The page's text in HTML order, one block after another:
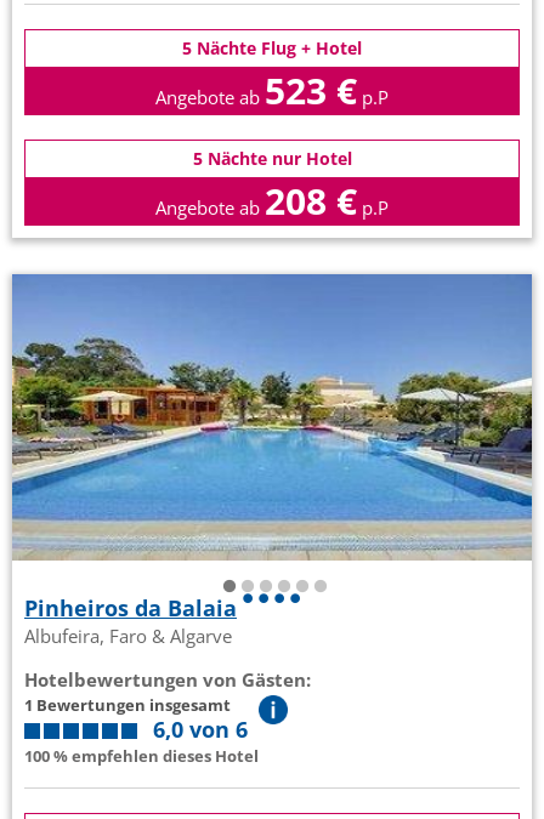
5 Nächte Flug + Hotel
Angebote ab 523 € p.P
5 Nächte nur Hotel
Angebote ab 208 € p.P
Pinheiros da Balaia
Albufeira, Faro & Algarve
Hotelbewertungen von Gästen:
1 Bewertungen insgesamt
6,0 von 6
100 % empfehlen dieses Hotel